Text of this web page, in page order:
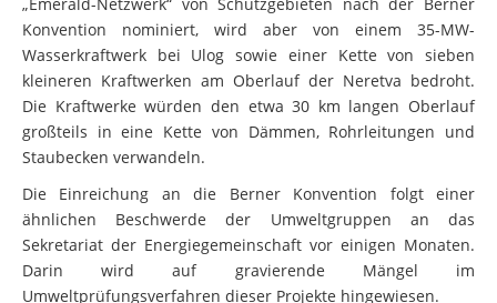
„Emerald-Netzwerk“ von Schutzgebieten nach der Berner
Konvention nominiert, wird aber von einem 35-MW-
Wasserkraftwerk bei Ulog sowie einer Kette von sieben
kleineren Kraftwerken am Oberlauf der Neretva bedroht.
Die Kraftwerke würden den etwa 30 km langen Oberlauf
großteils in eine Kette von Dämmen, Rohrleitungen und
Staubecken verwandeln.
Die Einreichung an die Berner Konvention folgt einer
ähnlichen Beschwerde der Umweltgruppen an das
Sekretariat der Energiegemeinschaft vor einigen Monaten.
Darin wird auf gravierende Mängel im